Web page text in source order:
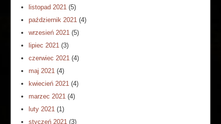
listopad 2021 (5)
październik 2021 (4)
wrzesień 2021 (5)
lipiec 2021 (3)
czerwiec 2021 (4)
maj 2021 (4)
kwiecień 2021 (4)
marzec 2021 (4)
luty 2021 (1)
styczeń 2021 (3)